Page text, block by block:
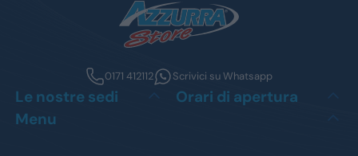
0171 412112 Scrivici su Whatsapp
Le nostre sedi
Orari di apertura
Menu